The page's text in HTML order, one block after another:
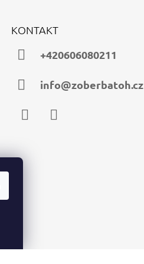
KONTAKT
+420606080211
info@zoberbatoh.cz